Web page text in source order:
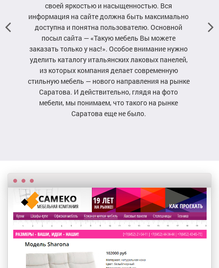
своей яркостью и насыщенностью. Вся
информация на сайте должна быть максимально
доступна и понятна пользователю. Основной
посыл сайта — «Такую мебель Вы можете
заказать только у нас!». Особое внимание нужно
уделить каталогу итальянских лаковых панелей,
из которых компания делает современную
стильную мебель — нового направления на рынке
Саратова. И действительно, глядя на фото
мебели, мы понимаем, что такого на рынке
Саратова еще не было.